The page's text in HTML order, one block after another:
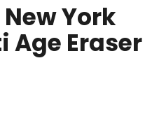
York
Eraser